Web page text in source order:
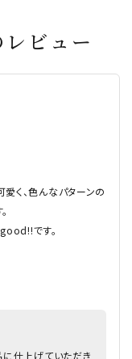
ビュー
く、色んなパターンの
です。
仕上げていただき